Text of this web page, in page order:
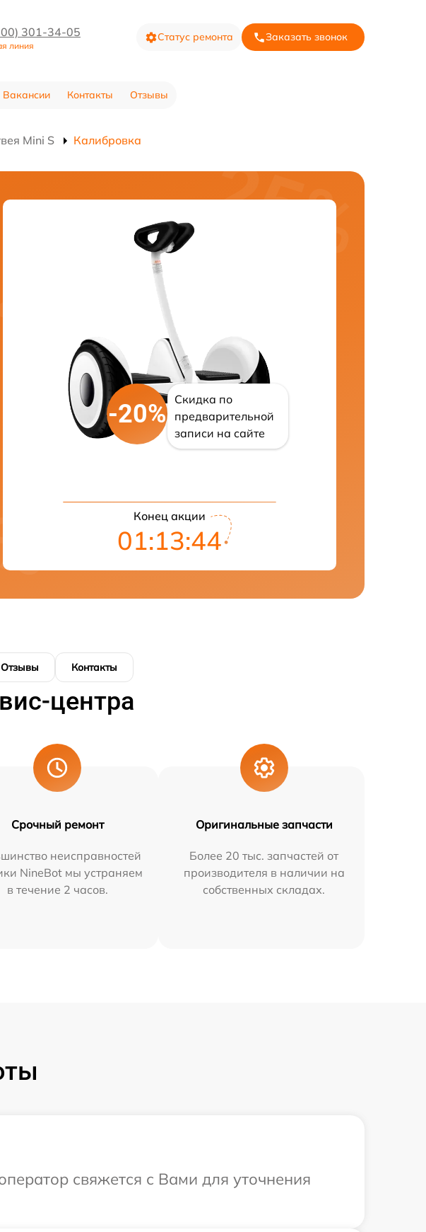
301-34-05
линия
Статус ремонта Заказать звонок
Вакансии Контакты Отзывы
Mini S Калибровка
-20%
Скидка по
предварительной
записи на сайте
Конец акции
01:13:43
Отзывы Контакты
центра
Срочный ремонт
неисправностей
NineBot мы устраняем
в течение 2 часов.
Оригинальные запчасти
Более 20 тыс. запчастей от
производителя в наличии на
собственных складах.
свяжется с Вами для уточнения